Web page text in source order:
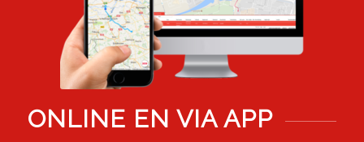
ONLINE EN VIA APP